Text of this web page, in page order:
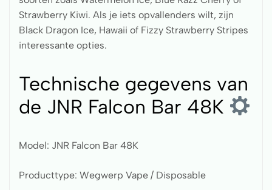
Strawberry Kiwi. Als je iets opvallenders wilt, zijn
Black Dragon Ice, Hawaii of Fizzy Strawberry Stripes
interessante opties.
Technische gegevens van
de JNR Falcon Bar 48K
Model: JNR Falcon Bar 48K
Producttype: Wegwerp Vape / Disposable